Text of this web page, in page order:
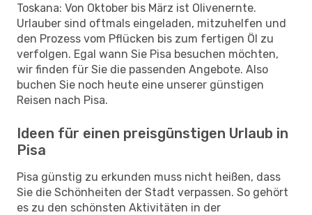
Toskana: Von Oktober bis März ist Olivenernte.
Urlauber sind oftmals eingeladen, mitzuhelfen und
den Prozess vom Pflücken bis zum fertigen Öl zu
verfolgen. Egal wann Sie Pisa besuchen möchten,
wir finden für Sie die passenden Angebote. Also
buchen Sie noch heute eine unserer günstigen
Reisen nach Pisa.
Ideen für einen preisgünstigen Urlaub in
Pisa
Pisa günstig zu erkunden muss nicht heißen, dass
Sie die Schönheiten der Stadt verpassen. So gehört
es zu den schönsten Aktivitäten in der